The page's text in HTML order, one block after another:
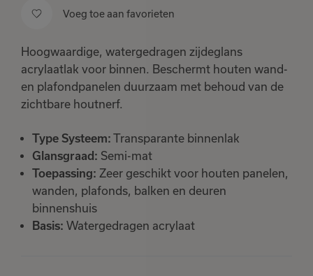
Voeg toe aan favorieten
Hoogwaardige, watergedragen zijdeglans
acrylaatlak voor binnen. Beschermt houten wand-
en plafondpanelen duurzaam met behoud van de
zichtbare houtnerf.
Type Systeem: Transparante binnenlak
Glansgraad: Semi-mat
Toepassing: Zeer geschikt voor houten panelen,
wanden, plafonds, balken en deuren
binnenshuis
Basis: Watergedragen acrylaat